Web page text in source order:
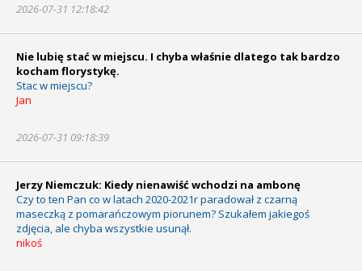
2026-07-31 12:18:42
Nie lubię stać w miejscu. I chyba właśnie dlatego tak bardzo
kocham florystykę.
Stac w miejscu?
Jan
2026-07-31 09:18:39
Jerzy Niemczuk: Kiedy nienawiść wchodzi na ambonę
Czy to ten Pan co w latach 2020-2021r paradował z czarną
maseczką z pomarańczowym piorunem? Szukałem jakiegoś
zdjęcia, ale chyba wszystkie usunął.
nikoś